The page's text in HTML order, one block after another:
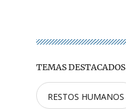
TEMAS DESTACADOS
RESTOS HUMANOS